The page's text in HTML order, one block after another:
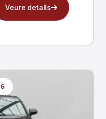
Veure detalls